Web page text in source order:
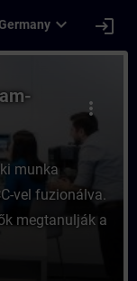
expand_more login
more_vert
munka
vel fuzionálva.
megtanulják a